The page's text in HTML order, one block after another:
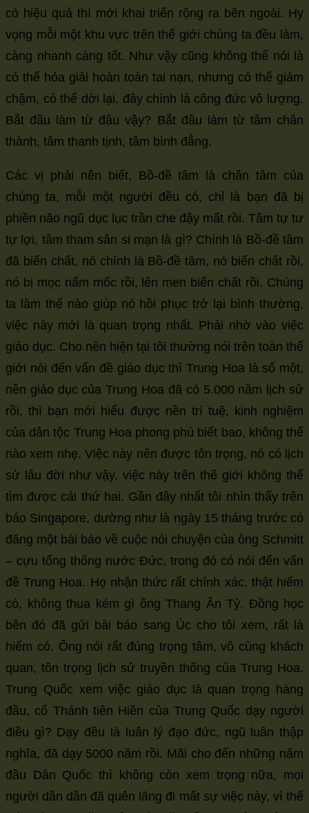
có hiệu quả thì mới khai triển rộng ra bên ngoài. Hy
vọng mỗi một khu vực trên thế giới chúng ta đều làm,
càng nhanh càng tốt. Như vậy cũng không thể nói là
có thể hóa giải hoàn toàn tai nạn, nhưng có thể giảm
chậm, có thể dời lại, đây chính là công đức vô lượng.
Bắt đầu làm từ đâu vậy? Bắt đầu làm từ tâm chân
thành, tâm thanh tịnh, tâm bình đẳng.
Các vị phải nên biết, Bồ-đề tâm là chân tâm của
chúng ta, mỗi một người đều có, chỉ là bạn đã bị
phiền não ngũ dục lục trần che đậy mất rồi. Tâm tự tư
tự lợi, tâm tham sân si mạn là gì? Chính là Bồ-đề tâm
đã biến chất, nó chính là Bồ-đề tâm, nó biến chất rồi,
nó bị mọc nấm mốc rồi, lên men biến chất rồi. Chúng
ta làm thế nào giúp nó hồi phục trở lại bình thường,
việc này mới là quan trọng nhất. Phải nhờ vào việc
giáo dục. Cho nên hiện tại tôi thường nói trên toàn thế
giới nói đến vấn đề giáo dục thì Trung Hoa là số một,
nền giáo dục của Trung Hoa đã có 5.000 năm lịch sử
rồi, thì bạn mới hiểu được nền trí tuệ, kinh nghiệm
của dân tộc Trung Hoa phong phú biết bao, không thể
nào xem nhẹ. Việc này nên được tôn trọng, nó có lịch
sử lâu đời như vậy, việc này trên thế giới không thể
tìm được cái thứ hai. Gần đây nhất tôi nhìn thấy trên
báo Singapore, dường như là ngày 15 tháng trước có
đăng một bài báo về cuộc nói chuyện của ông Schmitt
– cựu tổng thống nước Đức, trong đó có nói đến vấn
đề Trung Hoa. Họ nhận thức rất chính xác, thật hiếm
có, không thua kém gì ông Thang Ân Tỷ. Đồng học
bên đó đã gửi bài báo sang Úc cho tôi xem, rất là
hiếm có. Ông nói rất đúng trọng tâm, vô cùng khách
quan, tôn trọng lịch sử truyền thống của Trung Hoa.
Trung Quốc xem việc giáo dục là quan trọng hàng
đầu, cổ Thánh tiên Hiền của Trung Quốc dạy người
điều gì? Dạy đều là luân lý đạo đức, ngũ luân thập
nghĩa, đã dạy 5000 năm rồi. Mãi cho đến những năm
đầu Dân Quốc thì không còn xem trọng nữa, mọi
người dần dần đã quên lãng đi mất sự việc này, vì thế